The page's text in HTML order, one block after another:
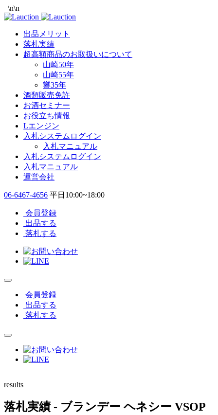
\n\n
出品メリット
落札実績
超高額商品のお取扱いについて
山崎50年
山崎55年
響35年
酒類販売免許
お酒セミナー
お役立ち情報
Lエンジン
入札システムログイン
入札マニュアル
入札システムログイン
入札マニュアル
運営会社
06-6467-4656 平日10:00~18:00
会員登録
出品する
落札する
会員登録
出品する
落札する
results
落札実績- ブランデー ヘネシー VSOP